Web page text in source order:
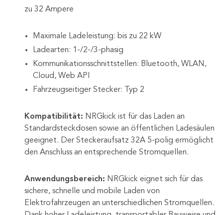
zu 32 Ampere
Maximale Ladeleistung: bis zu 22 kW
Ladearten: 1-/2-/3-phasig
Kommunikationsschnittstellen: Bluetooth, WLAN,
Cloud, Web API
Fahrzeugseitiger Stecker: Typ 2
Kompatibilität: NRGkick ist für das Laden an
Standardsteckdosen sowie an öffentlichen Ladesäulen
geeignet. Der Steckeraufsatz 32A 5-polig ermöglicht
den Anschluss an entsprechende Stromquellen.
Anwendungsbereich: NRGkick eignet sich für das
sichere, schnelle und mobile Laden von
Elektrofahrzeugen an unterschiedlichen Stromquellen.